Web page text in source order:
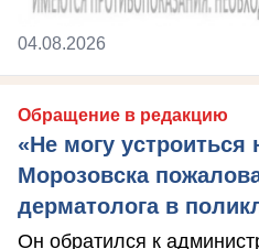
04.08.2026
Обращение в редакцию
«Не могу устроиться
Морозовска
дерматолога в
Он обратился к